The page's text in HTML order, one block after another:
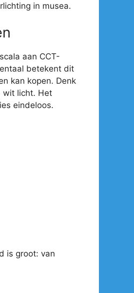
in musea.
aan CCT-
betekent dit
kan kopen. Denk
wit licht. Het
eindeloos.
is groot: van